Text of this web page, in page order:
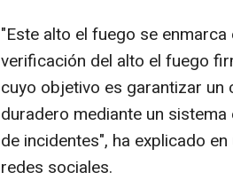
"Este alto el fuego se
verificación del alto el fuego
cuyo objetivo es garantizar
duradero mediante un
de incidentes", ha explicado
redes sociales.